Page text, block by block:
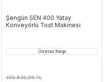
Şengün SEN 400 Yatay
Konveyörlü Tost Makinesi
Ücretsiz Kargo
330.630,00TL